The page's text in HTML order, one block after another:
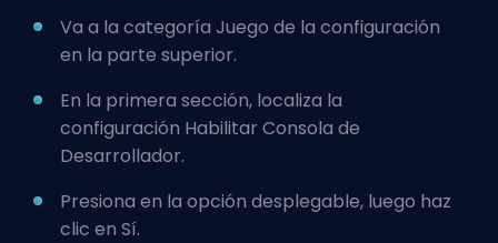
Va a la categoría Juego de la configuración
en la parte superior.
En la primera sección, localiza la
configuración Habilitar Consola de
Desarrollador.
Presiona en la opción desplegable, luego haz
clic en Sí.